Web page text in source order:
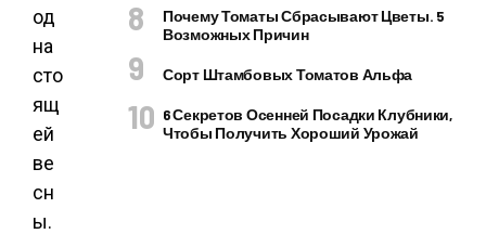
од
на
сто
ящ
ей
ве
сн
ы.
Почему Томаты Сбрасывают Цветы. 5
Возможных Причин
Сорт Штамбовых Томатов Альфа
6 Секретов Осенней Посадки Клубники,
Чтобы Получить Хороший Урожай